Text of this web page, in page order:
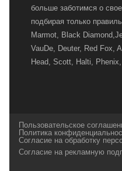
больше заботимся о
подбирая только
Marmot, Black
VauDe, Deuter, Red Fox,
Head, Scott, Halti,
и взыскательных
спортсменов и
Пользовательское
Политика
Согласие на обработку
Согласие на рекламную